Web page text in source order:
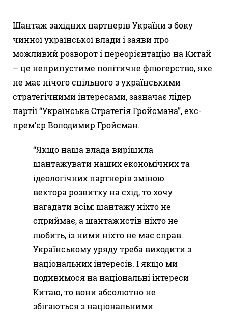
Шантаж західних партнерів України з боку
чинної української влади і заяви про
можливий розворот і переорієнтацію на Китай
– це неприпустиме політичне флюгерство, яке
не має нічого спільного з українськими
стратегічними інтересами, зазначає лідер
партії “Українська Стратегія Гройсмана”, екс-
прем’єр Володимир Гройсман.
“Якщо наша влада вирішила
шантажувати наших економічних та
ідеологічних партнерів зміною
вектора розвитку на схід, то хочу
нагадати всім: шантажу ніхто не
сприймає, а шантажистів ніхто не
любить, із ними ніхто не має справ.
Українському уряду треба виходити з
національних інтересів. І якщо ми
подивимося на національні інтереси
Китаю, то вони абсолютно не
збігаються з національними